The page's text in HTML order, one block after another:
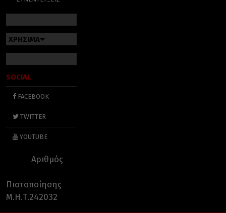
ΧΡΗΣΙΜΑ
SOCIAL
FACEBOOK
TWITTER
YOUTUBE
Αριθμός
Πιστοποίησης
Μ.Η.Τ.242032